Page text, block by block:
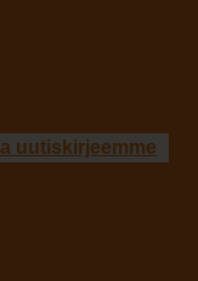
uutiskirjeemme